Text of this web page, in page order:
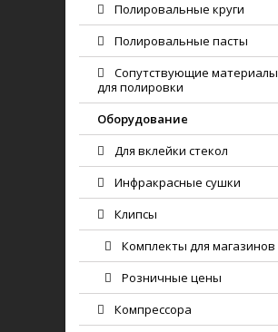
Полировальные круги
Полировальные пасты
Сопутствующие материалы
для полировки
Оборудование
Для вклейки стекол
Инфракрасные сушки
Клипсы
Комплекты для магазинов
Розничные цены
Компрессора